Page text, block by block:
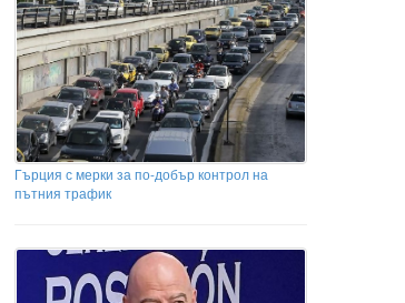
Гърция с мерки за по-добър контрол на
пътния трафик